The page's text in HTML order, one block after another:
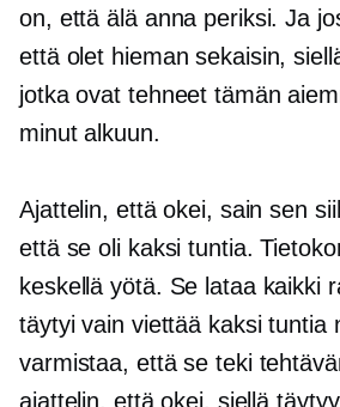
on, että älä anna periksi. Ja
että olet hieman sekaisin,
jotka ovat tehneet tämän
minut alkuun.
Ajattelin, että okei, sain sen
että se oli kaksi tuntia.
keskellä yötä. Se lataa kaikki
täytyi vain viettää kaksi tuntia
varmistaa, että se teki
ajattelin, että okei, siellä